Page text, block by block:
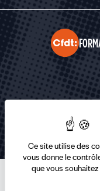
Ce site utilise des
vous donne le
que vous